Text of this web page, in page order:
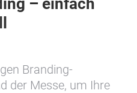
– einfach
Branding-
der Messe, um Ihre